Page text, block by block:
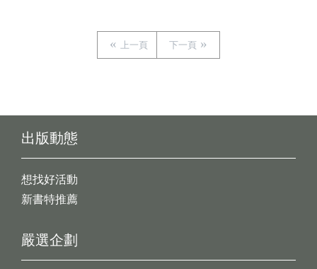
上一頁 下一頁
出版動態
想找好活動
新書特推薦
嚴選企劃